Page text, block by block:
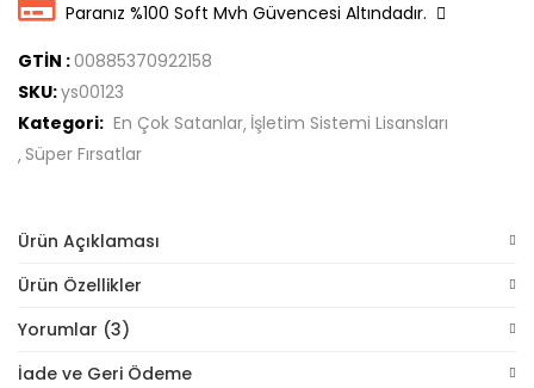
Paranız %100 Soft Mvh Güvencesi Altındadır.
GTİN :00885370922158
SKU:ys00123
Kategori: En Çok Satanlar İşletim Sistemi Lisansları
Süper Fırsatlar
Ürün Açıklaması
Ürün Özellikler
Yorumlar (3)
İade ve Geri Ödeme